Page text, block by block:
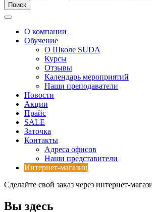
Toggle navigation
О компании
Обучение
О Школе SUDA
Курсы
Отзывы
Календарь мероприятий
Наши преподаватели
Новости
Акции
Прайс
SALE
Заточка
Контакты
Адреса офисов
Наши представители
Интернет-магазин
Сделайте свой заказ через интернет-
Вы здесь